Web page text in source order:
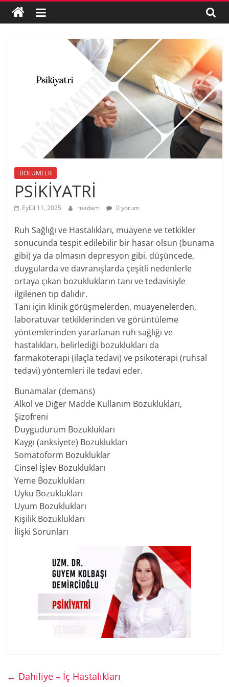
Merkezi
Bornova
BÖLÜMLER
PSİKİYATRİ
Eylül 11, 2025 ruadam 0 yorum
Ruh Sağlığı ve Hastalıkları, muayene ve tetkikler
sonucunda tespit edilebilir bir hasar olsun (bunama
gibi) ya da olmasın depresyon gibi, düşüncede,
duygularda ve davranışlarda çeşitli nedenlerle
ortaya çıkan bozuklukların tanı ve tedavisiyle
ilgilenen tıp dalıdır.
Tanı için klinik görüşmelerden, muayenelerden,
laboratuvar tetkiklerinden ve görüntüleme
yöntemlerinden yararlanan ruh sağlığı ve
hastalıkları, belirlediği bozuklukları da
farmakoterapi (ilaçla tedavi) ve psikoterapi (ruhsal
tedavi) yöntemleri ile tedavi eder.
Bunamalar (demans)
Alkol ve Diğer Madde Kullanım Bozuklukları,
Şizofreni
Duygudurum Bozuklukları
Kaygı (anksiyete) Bozuklukları
Somatoform Bozukluklar
Cinsel İşlev Bozuklukları
Yeme Bozuklukları
Uyku Bozuklukları
Uyum Bozuklukları
Kişilik Bozuklukları
İlişki Sorunları
← Dahiliye – İç Hastalıkları